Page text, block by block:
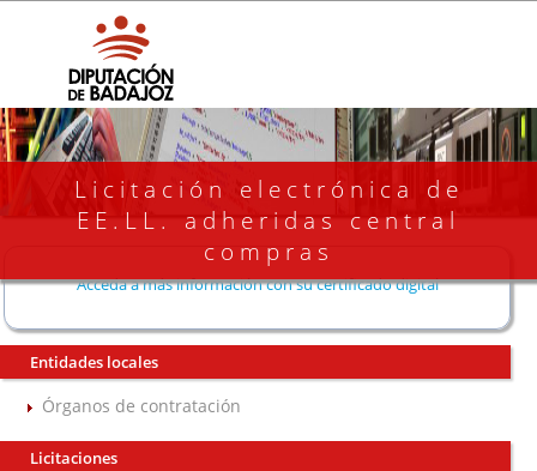
Licitación electrónica de
EE.LL. adheridas central
compras
Acceda a más información con su certificado digital
Entidades locales
Órganos de contratación
Licitaciones